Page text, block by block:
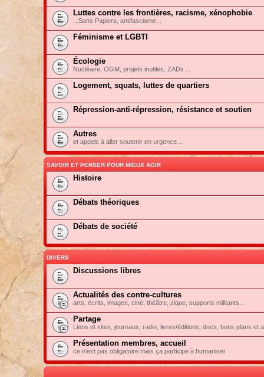
Luttes contre les frontières, racisme, xénophobie
...Sans Papiers, antifascisme...
Féminisme et LGBTI
Écologie
Nucléaire, OGM, projets inutiles, ZADs ...
Logement, squats, luttes de quartiers
Répression-anti-répression, résistance et soutien
Autres
et appels à aller soutenir en urgence...
SAVOIR ET PENSER POUR MIEUX AGIR
Histoire
Débats théoriques
Débats de société
DIVERS
Discussions libres
Actualités des contre-cultures
arts, écrits, images, ciné, théâtre, zique, supports militants...
Partage
Liens et sites, journaux, radio, livres/éditions, docs, bons plans et
Présentation membres, accueil
ce n'est pas obligatoire mais ça participe à humaniser